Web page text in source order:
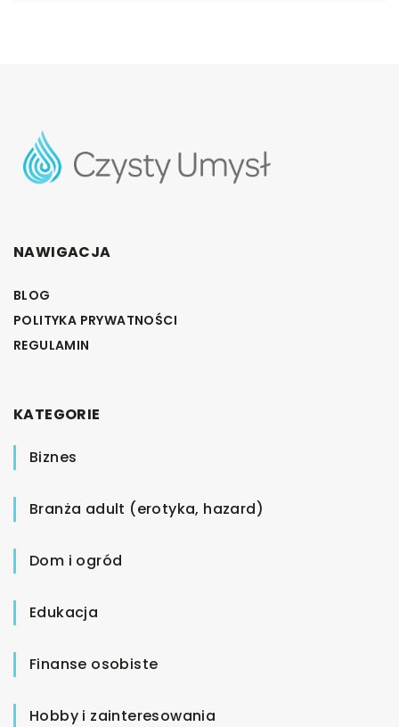
NAWIGACJA
BLOG
POLITYKA PRYWATNOŚCI
REGULAMIN
KATEGORIE
Biznes
Branża adult (erotyka, hazard)
Dom i ogród
Edukacja
Finanse osobiste
Hobby i zainteresowania